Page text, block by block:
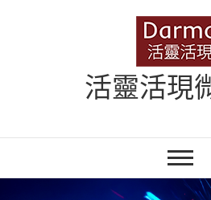
活靈活現